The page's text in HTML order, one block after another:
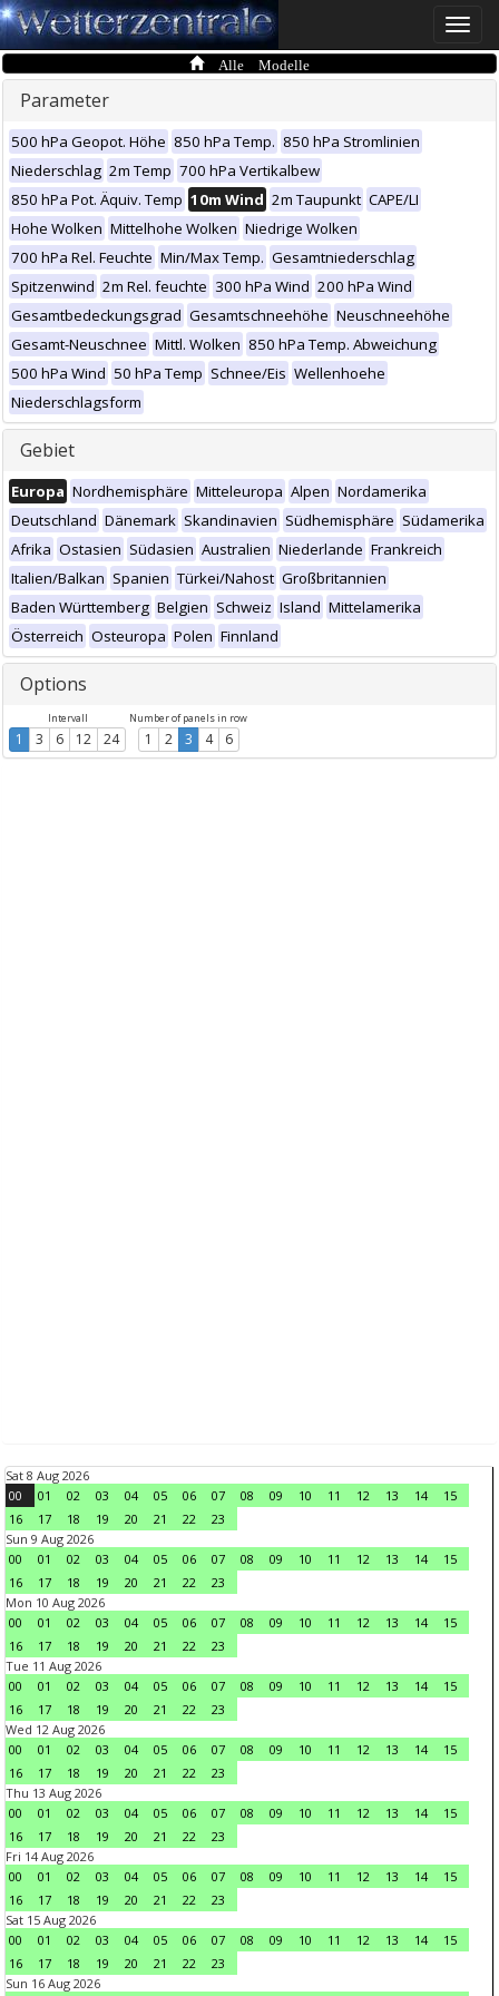
Toggle
Alle Modelle
Parameter
500 hPa Geopot. Höhe 850 hPa Temp. 850 hPa Stromlinien
Niederschlag 2m Temp 700 hPa Vertikalbew
850 hPa Pot. Äquiv. Temp 10m Wind 2m Taupunkt CAPE/LI
Hohe Wolken Mittelhohe Wolken Niedrige Wolken
700 hPa Rel. Feuchte Min/Max Temp. Gesamtniederschlag
Spitzenwind 2m Rel. feuchte 300 hPa Wind 200 hPa Wind
Gesamtbedeckungsgrad Gesamtschneehöhe Neuschneehöhe
Gesamt-Neuschnee Mittl. Wolken 850 hPa Temp. Abweichung
500 hPa Wind 50 hPa Temp Schnee/Eis Wellenhoehe
Niederschlagsform
Gebiet
Europa Nordhemisphäre Mitteleuropa Alpen Nordamerika
Deutschland Dänemark Skandinavien Südhemisphäre Südamerika
Afrika Ostasien Südasien Australien Niederlande Frankreich
Italien/Balkan Spanien Türkei/Nahost Großbritannien
Baden Württemberg Belgien Schweiz Island Mittelamerika
Österreich Osteuropa Polen Finnland
Options
Intervall
1 3 6 12 24
Number of panels in row
1 2 3 4 6
Sat 8 Aug 2026
00
01 02 03 04 05 06 07 08 09 10 11 12 13 14
15
16
17 18 19 20 21 22
23
Sun 9 Aug 2026
00
01 02 03 04 05 06 07 08 09 10 11 12 13 14
15
16
17 18 19 20 21 22
23
Mon 10 Aug 2026
00
01 02 03 04 05 06 07 08 09 10 11 12 13 14
15
16
17 18 19 20 21 22
23
Tue 11 Aug 2026
00
01 02 03 04 05 06 07 08 09 10 11 12 13 14
15
16
17 18 19 20 21 22
23
Wed 12 Aug 2026
00
01 02 03 04 05 06 07 08 09 10 11 12 13 14
15
16
17 18 19 20 21 22
23
Thu 13 Aug 2026
00
01 02 03 04 05 06 07 08 09 10 11 12 13 14
15
16
17 18 19 20 21 22
23
Fri 14 Aug 2026
00
01 02 03 04 05 06 07 08 09 10 11 12 13 14
15
16
17 18 19 20 21 22
23
Sat 15 Aug 2026
00
01 02 03 04 05 06 07 08 09 10 11 12 13 14
15
16
17 18 19 20 21 22
23
Sun 16 Aug 2026